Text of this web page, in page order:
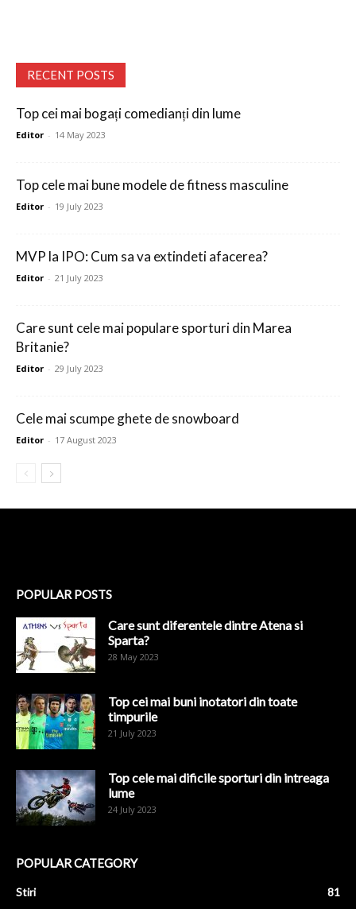
RECENT POSTS
Top cei mai bogați comedianți din lume
Editor - 14 May 2023
Top cele mai bune modele de fitness masculine
Editor - 19 July 2023
MVP la IPO: Cum sa va extindeti afacerea?
Editor - 21 July 2023
Care sunt cele mai populare sporturi din Marea
Britanie?
Editor - 29 July 2023
Cele mai scumpe ghete de snowboard
Editor - 17 August 2023
POPULAR POSTS
Care sunt diferentele dintre Atena si
Sparta?
28 May 2023
Top cei mai buni inotatori din toate
timpurile
21 July 2023
Top cele mai dificile sporturi din intreaga
lume
24 July 2023
POPULAR CATEGORY
Stiri
81